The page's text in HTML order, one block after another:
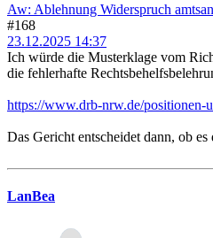
Aw: Ablehnung Widerspruch
#168
23.12.2025 14:37
Ich würde die Musterklage vom
die fehlerhafte
https://www.drb-nrw.de/positionen-
Das Gericht entscheidet dann, ob
LanBea